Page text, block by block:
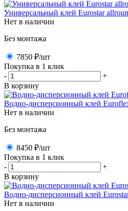
Универсальный клей Eurostar
Нет в наличии
Без монтажа
7850 ₽/шт
Покупка в 1 клик
-
+
В корзину
Водно-дисперсионный клей
Нет в наличии
Без монтажа
8450 ₽/шт
Покупка в 1 клик
-
+
В корзину
Водно-дисперсионный клей
Нет в наличии